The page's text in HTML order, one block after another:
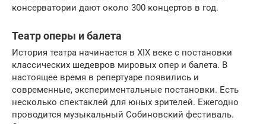
консерватории дают около 300 концертов в год.
Театр оперы и балета
История театра начинается в XIX веке с постановки
классических шедевров мировых опер и балета. В
настоящее время в репертуаре появились и
современные, экспериментальные постановки. Есть
несколько спектаклей для юных зрителей. Ежегодно
проводится музыкальный Собиновский фестиваль.